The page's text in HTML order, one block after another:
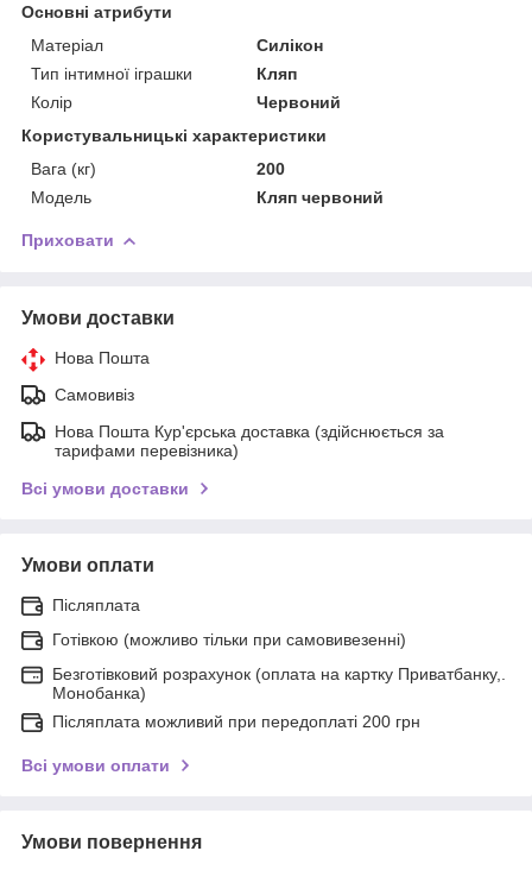
Основні атрибути
Матеріал
Силікон
Тип інтимної іграшки
Кляп
Колір
Червоний
Користувальницькі характеристики
Вага (кг)
200
Модель
Кляп червоний
Приховати
Умови доставки
Нова Пошта
Самовивіз
Нова Пошта Кур'єрська доставка (здійснюється за
тарифами перевізника)
Всі умови доставки
Умови оплати
Післяплата
Готівкою (можливо тільки при самовивезенні)
Безготівковий розрахунок (оплата на картку Приватбанку,.
Монобанка)
Післяплата можливий при передоплаті 200 грн
Всі умови оплати
Умови повернення